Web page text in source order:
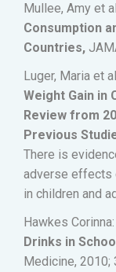
Mullee, Amy et
Consumption
Countries,
Luger, Maria et
Weight Gain in
Review from
Previous
There is
adverse effects
in children and
Hawkes Corinna:
Drinks in
Medicine, 2010;